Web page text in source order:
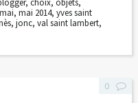
, choix, objets,
mai, mai 2014, yves saint
, jonc, val saint lambert,
0